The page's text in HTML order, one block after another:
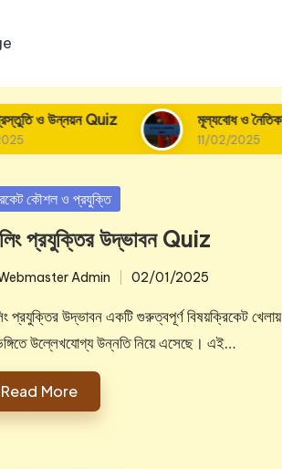
Quiz মূল্যবোধ ও নৈতিকতা Quiz
11/02/2025
কৌশল ও প্রযুক্তি
প্রযুক্তির উদ্ভাবন Quiz
Admin 02/01/2025
প্রযুক্তির উদ্ভাবন একটি গুরুত্বপূর্ণ বিষয়ক্রিকেট
উল্লেখযোগ্য উন্নতি নিয়ে এসেছে। এই…
Read More